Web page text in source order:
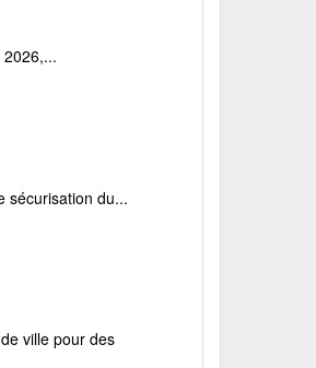
sécurisation du...
ville pour des